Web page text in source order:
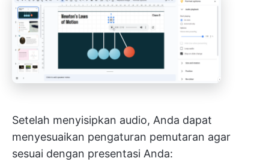
Setelah menyisipkan audio, Anda dapat
menyesuaikan pengaturan pemutaran agar
sesuai dengan presentasi Anda: